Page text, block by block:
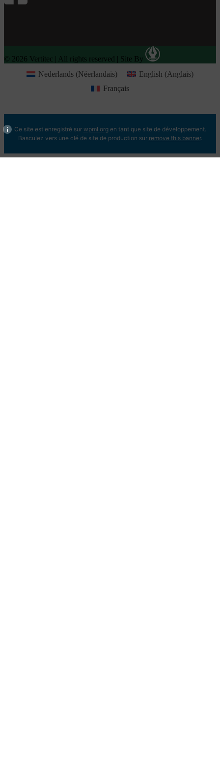
© 2026 Vertitec | All rights reserved | Site By
Nederlands (Néerlandais) English (Anglais)
Français
Ce site est enregistré sur wpml.orgen tant que site de développement.
Basculez vers une clé de site de production sur remove this banner.